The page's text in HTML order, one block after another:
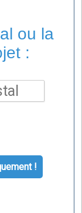
ou la
:
!